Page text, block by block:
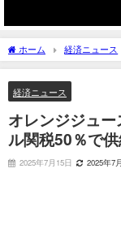
ホーム 経済ニュース
税50％で供給不安
経済ニュース
オレンジジュ
ル関税50％で
2025年7月15日 2025年7